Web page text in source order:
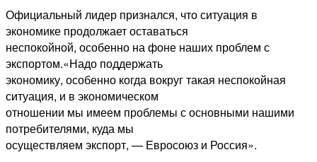
Официальный лидер признался, что ситуация в
экономике продолжает оставаться
неспокойной, особенно на фоне наших проблем с
экспортом.«Надо поддержать
экономику, особенно когда вокруг такая неспокойная
ситуация, и в экономическом
отношении мы имеем проблемы с основными нашими
потребителями, куда мы
осуществляем экспорт, — Евросоюз и Россия».